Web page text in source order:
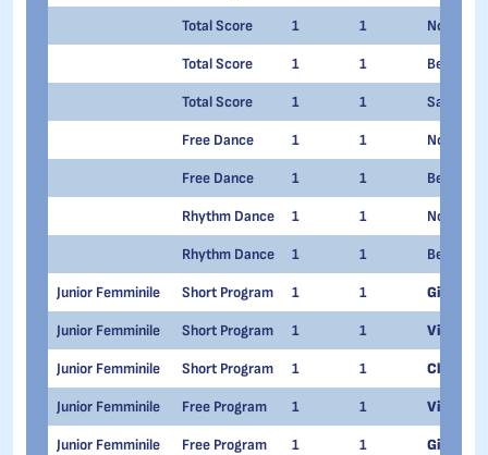
Total Score 1 1 Noemi
Total Score 1 1 Beatrice
Total Score 1 1 Sara
Free Dance 1 1 Noemi
Free Dance 1 1 Beatrice
Rhythm Dance 1 1 Noemi
Rhythm Dance 1 1 Beatrice
Junior Femminile Short Program 1 1 Giulia
Junior Femminile Short Program 1 1 Viola Fois
Junior Femminile Short Program 1 1 Clara
Junior Femminile Free Program 1 1 Viola Fois
Junior Femminile Free Program 1 1 Giulia